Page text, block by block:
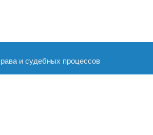
и судебных процессов